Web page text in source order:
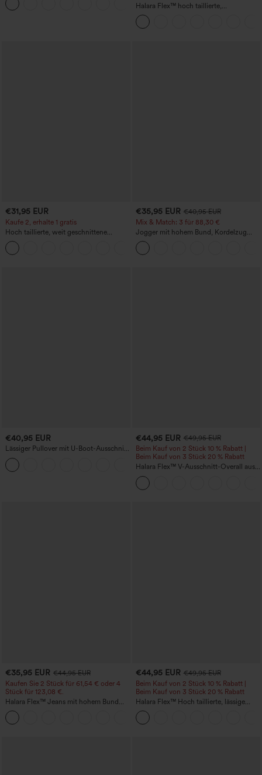
Halara Flex™ hoch taillierte,
figurformende Arbeitshose, die die Taille
schmaler wirken lässt, mit Taschen,
weitem Bein und Mikro-Waffelstruktur
€31,95 EUR
Kaufe 2, erhalte 1 gratis
Hoch taillierte, weit geschnittene
Freizeithose aus Leinenmischung mit
Kordelzug und Taschen
€35,95 EUR €40,95 EUR
Mix & Match: 3 für 88,30 €
Jogger mit hohem Bund, Kordelzug
und Raffung, schmal zulaufend,
schnelltrocknend mit kühlendem Griff,
mit Taschen - UPF40+
€40,95 EUR
Lässiger Pullover mit U-Boot-Ausschnitt
und Fledermausärmeln.
+1
€44,95 EUR €49,95 EUR
Beim Kauf von 2 Stück 10 % Rabatt |
Beim Kauf von 3 Stück 20 % Rabatt
Halara Flex™ V-Ausschnitt-Overall aus
gewaschenem Denim mit Taschen –
lässig
€35,95 EUR €44,95 EUR
Kaufen Sie 2 Stück für 61,54 € oder 4
Stück für 123,08 €.
Halara Flex™ Jeans mit hohem Bund
und Taschen, gewaschener, lässiger
Bootcut
€44,95 EUR €49,95 EUR
Beim Kauf von 2 Stück 10 % Rabatt |
Beim Kauf von 3 Stück 20 % Rabatt
Halara Flex™ Hoch taillierte, lässige
Jeans mit Taschen, umgekrempeltem
Saum, weitem Bein und verwaschenem
Finish